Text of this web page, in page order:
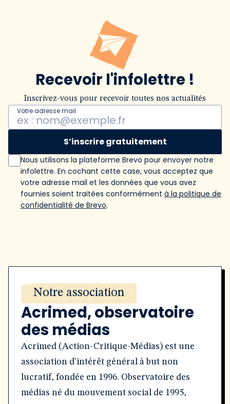
Recevoir l'infolettre !
Inscrivez-vous pour recevoir toutes nos actualités
Votre adresse mail
S’inscrire gratuitement
Nous utilisons la plateforme Brevo pour envoyer notre
infolettre. En cochant cette case, vous acceptez que
votre adresse mail et les données que vous avez
fournies soient traitées conformément à la politique de
confidentialité de Brevo.
Notre association
Acrimed, observatoire
des médias
Acrimed (Action-Critique-Médias) est une
association d'intérêt général à but non
lucratif, fondée en 1996. Observatoire des
médias né du mouvement social de 1995,